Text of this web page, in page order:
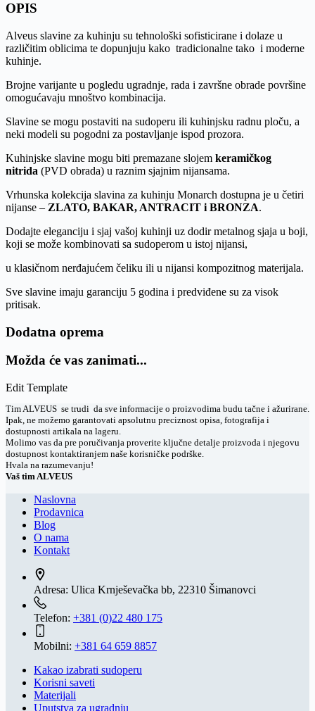
OPIS
Alveus slavine za kuhinju su tehnološki sofisticirane i dolaze u
različitim oblicima te dopunjuju kako tradicionalne tako i moderne
kuhinje.
Brojne varijante u pogledu ugradnje, rada i završne obrade površine
omogućavaju mnoštvo kombinacija.
Slavine se mogu postaviti na sudoperu ili kuhinjsku radnu ploču, a
neki modeli su pogodni za postavljanje ispod prozora.
Kuhinjske slavine mogu biti premazane slojem keramičkog
nitrida (PVD obrada) u raznim sjajnim nijansama.
Vrhunska kolekcija slavina za kuhinju Monarch dostupna je u četiri
nijanse – ZLATO, BAKAR, ANTRACIT i BRONZA.
Dodajte eleganciju i sjaj vašoj kuhinji uz dodir metalnog sjaja u boji,
koji se može kombinovati sa sudoperom u istoj nijansi,
u klasičnom nerđajućem čeliku ili u nijansi kompozitnog materijala.
Sve slavine imaju garanciju 5 godina i predviđene su za visok
pritisak.
Dodatna oprema
Možda će vas zanimati...
Edit Template
Tim ALVEUS se trudi da sve informacije o proizvodima budu tačne i ažurirane.
Ipak, ne možemo garantovati apsolutnu preciznost opisa, fotografija i
dostupnosti artikala na lageru.
Molimo vas da pre poručivanja proverite ključne detalje proizvoda i njegovu
dostupnost kontaktiranjem naše korisničke podrške.
Hvala na razumevanju!
Vaš tim ALVEUS
Naslovna
Prodavnica
Blog
O nama
Kontakt
Adresa: Ulica Krnješevačka bb, 22310 Šimanovci
Telefon: +381 (0)22 480 175
Mobilni: +381 64 659 8857
Kakao izabrati sudoperu
Korisni saveti
Materijali
Uputstva za ugradnju